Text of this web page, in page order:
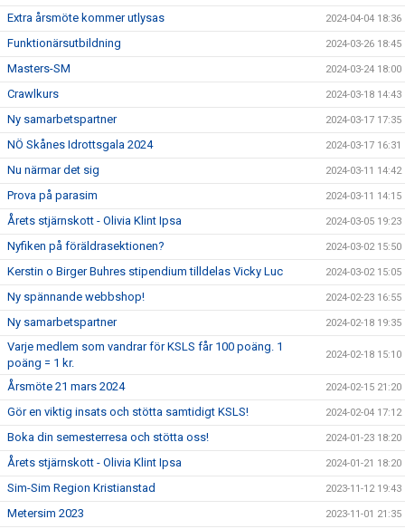
Extra årsmöte kommer utlysas 2024-04-04 18:36
Funktionärsutbildning 2024-03-26 18:45
Masters-SM 2024-03-24 18:00
Crawlkurs 2024-03-18 14:43
Ny samarbetspartner 2024-03-17 17:35
NÖ Skånes Idrottsgala 2024 2024-03-17 16:31
Nu närmar det sig 2024-03-11 14:42
Prova på parasim 2024-03-11 14:15
Årets stjärnskott - Olivia Klint Ipsa 2024-03-05 19:23
Nyfiken på föräldrasektionen? 2024-03-02 15:50
Kerstin o Birger Buhres stipendium tilldelas Vicky Luc 2024-03-02 15:05
Ny spännande webbshop! 2024-02-23 16:55
Ny samarbetspartner 2024-02-18 19:35
Varje medlem som vandrar för KSLS får 100 poäng. 1
poäng = 1 kr.
2024-02-18 15:10
Årsmöte 21 mars 2024 2024-02-15 21:20
Gör en viktig insats och stötta samtidigt KSLS! 2024-02-04 17:12
Boka din semesterresa och stötta oss! 2024-01-23 18:20
Årets stjärnskott - Olivia Klint Ipsa 2024-01-21 18:20
Sim-Sim Region Kristianstad 2023-11-12 19:43
Metersim 2023 2023-11-01 21:35